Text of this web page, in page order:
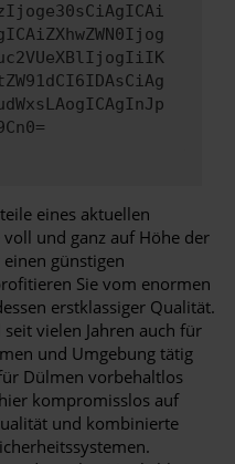
eines aktuellen
und ganz auf Höhe der
günstigen
Sie vom enormen
erstklassiger Qualität.
vielen Jahren auch für
und Umgebung tätig
Dülmen vorbehaltlos
kompromisslos auf
und kombinierte